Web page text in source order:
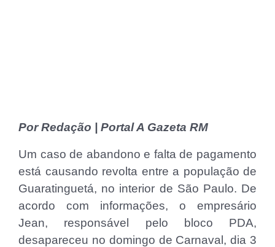
Por Redação | Portal A Gazeta RM
Um caso de abandono e falta de pagamento
está causando revolta entre a população de
Guaratinguetá, no interior de São Paulo. De
acordo com informações, o empresário
Jean, responsável pelo bloco PDA,
desapareceu no domingo de Carnaval, dia 3